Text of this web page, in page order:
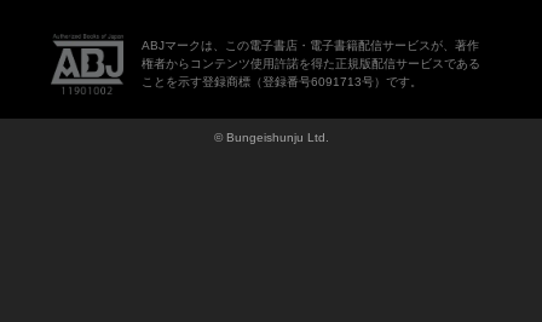
ABJマークは、この電子書店・電子書籍配信サービスが、著作
権者からコンテンツ使用許諾を得た正規版配信サービスである
ことを示す登録商標（登録番号6091713号）です。
© Bungeishunju Ltd.